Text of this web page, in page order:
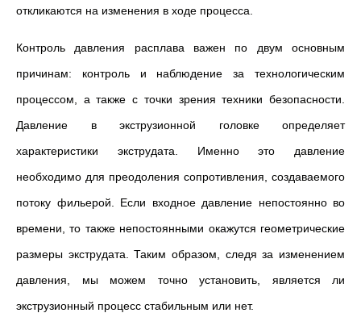
откликаются на изменения в ходе процесса.
Контроль давления расплава важен по двум основным
причинам: контроль и наблюдение за технологическим
процессом, а также с точки зрения техники безопасности.
Давление в экструзионной головке определяет
характеристики экструдата. Именно это давление
необходимо для преодоления сопротивления, создаваемого
потоку фильерой. Если входное давление непостоянно во
времени, то также непостоянными окажутся геометрические
размеры экструдата. Таким образом, следя за изменением
давления, мы можем точно установить, является ли
экструзионный процесс стабильным или нет.